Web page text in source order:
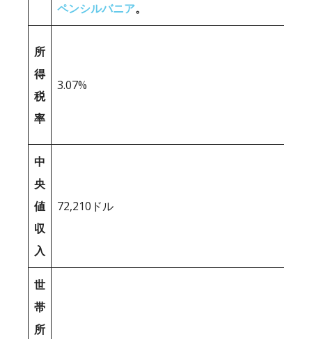
ペンシルバニア。
所
得
税
率
3.07%
中
央
値
収
入
72,210ドル
世
帯
所